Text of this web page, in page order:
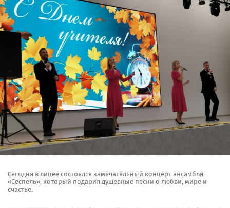
Сегодня в лицее состоялся замечательный концерт ансамбля
«Сеспель», который подарил душевные песни о любви, мире и
счастье.